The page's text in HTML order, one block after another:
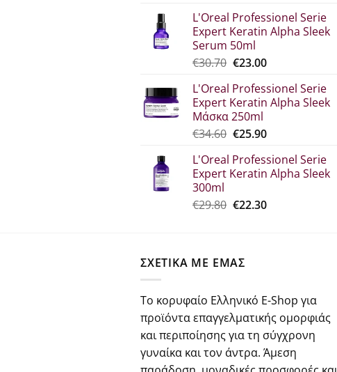
was:
€44.80.
τιμή
είναι:
L'Oreal Professionel Serie
Expert Keratin Alpha Sleek
Serum 50ml
€30.70 Original
was:
€30.70.
€23.00Η
τιμή
είναι:
L'Oreal Professionel Serie
Expert Keratin Alpha Sleek
Μάσκα 250ml
€34.60 Original
was:
€34.60.
€25.90Η
τιμή
είναι:
L'Oreal Professionel Serie
Expert Keratin Alpha Sleek
300ml
€29.80 Original
€22.30Η
ΣΧΕΤΙΚΑ ΜΕ ΕΜΑΣ
Το κορυφαίο Ελληνικό E-Shop για
προϊόντα επαγγελματικής ομορφιάς
και περιποίησης για τη σύγχρονη
γυναίκα και τον άντρα. Άμεση